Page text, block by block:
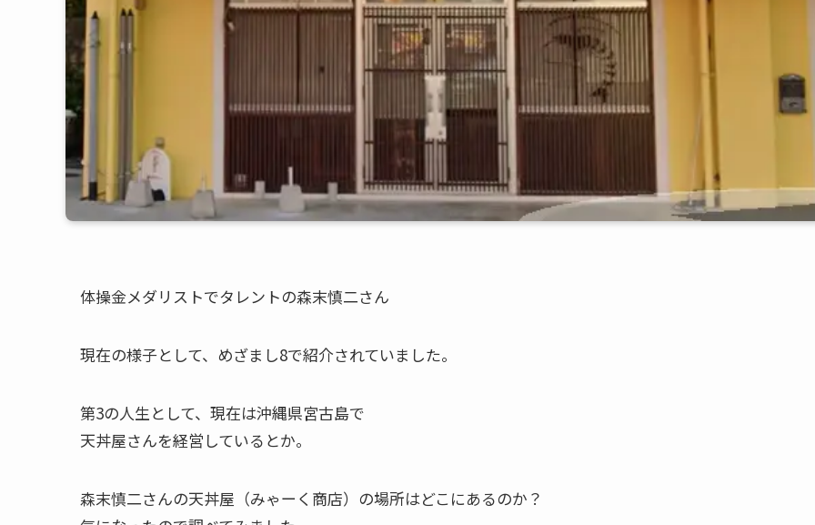
体操金メダリストでタレントの森末慎二さん
現在の様子として、めざまし8で紹介されていました。
第3の人生として、現在は沖縄県宮古島で
天丼屋さんを経営しているとか。
森末慎二さんの天丼屋（みゃーく商店）の場所はどこにあるのか？